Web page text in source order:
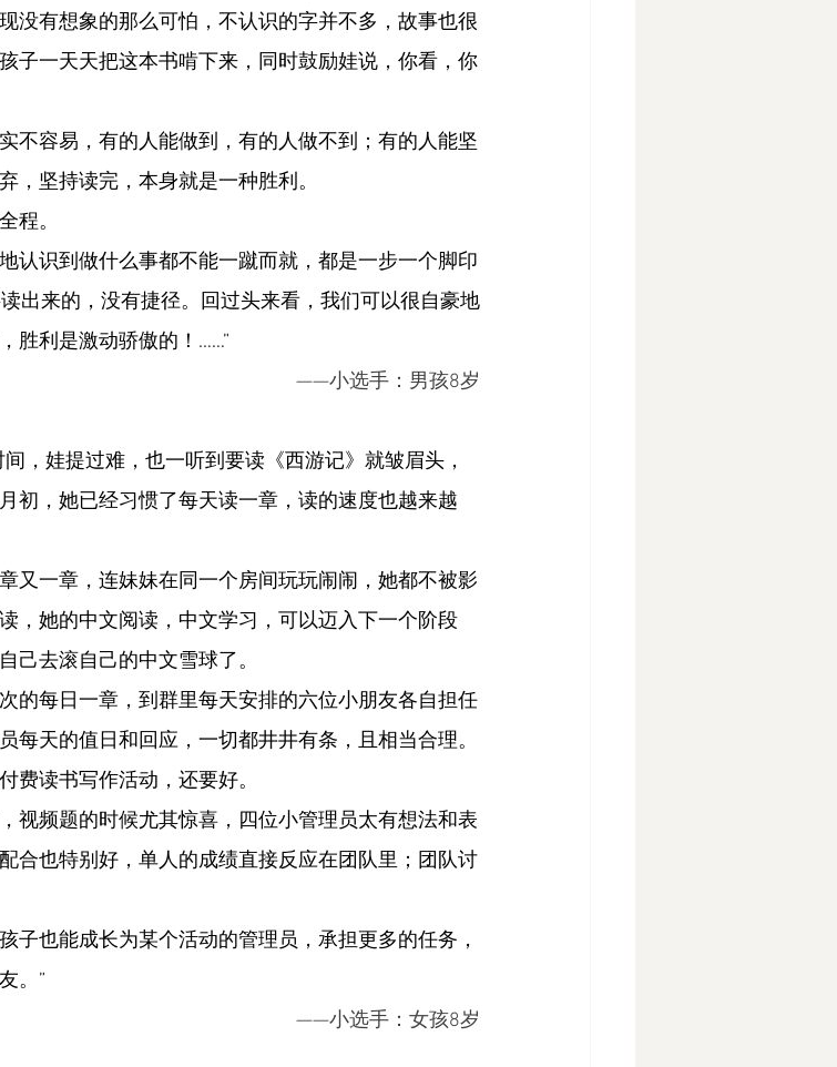
没有想象的那么可怕，不认识的字并不多，故事也很
子一天天把这本书啃下来，同时鼓励娃说，你看，你
不容易，有的人能做到，有的人做不到；有的人能坚
，坚持读完，本身就是一种胜利。
程。
认识到做什么事都不能一蹴而就，都是一步一个脚印
出来的，没有捷径。回过头来看，我们可以很自豪地
胜利是激动骄傲的！……”
——小选手：男孩8岁
，娃提过难，也一听到要读《西游记》就皱眉头，
初，她已经习惯了每天读一章，读的速度也越来越
又一章，连妹妹在同一个房间玩玩闹闹，她都不被影
，她的中文阅读，中文学习，可以迈入下一个阶段
己去滚自己的中文雪球了。
的每日一章，到群里每天安排的六位小朋友各自担任
每天的值日和回应，一切都井井有条，且相当合理。
费读书写作活动，还要好。
视频题的时候尤其惊喜，四位小管理员太有想法和表
合也特别好，单人的成绩直接反应在团队里；团队讨
子也能成长为某个活动的管理员，承担更多的任务，
。”
——小选手：女孩8岁